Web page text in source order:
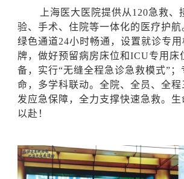
上海医大医院提供从 120急救、
验、手术、住院等一体化的医疗护航
绿色通道24小时畅通，设置就诊专
牌，做好预留病房床位和ICU专用床
备，实行“无缝全程急诊急救模式”
命，多学科联动。全院、全员、全
发应急保障，全力支撑快速急救。生
以赴！